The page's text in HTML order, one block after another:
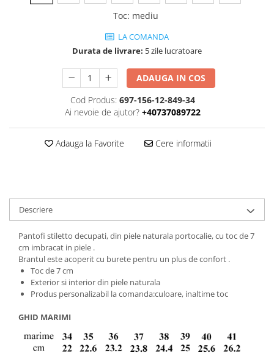
Toc: mediu
LA COMANDA
Durata de livrare: 5 zile lucratoare
ADAUGA IN COS
Cod Produs: 697-156-12-849-34
Ai nevoie de ajutor? +40737089722
Adauga la Favorite Cere informatii
Descriere
Pantofi stiletto decupati, din piele naturala portocalie, cu toc de 7
cm imbracat in piele .
Brantul este acoperit cu burete pentru un plus de confort .
Toc de 7 cm
Exterior si interior din piele naturala
Produs personalizabil la comanda:culoare, inaltime toc
GHID MARIMI